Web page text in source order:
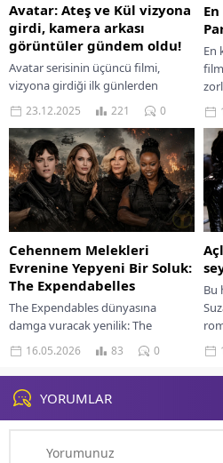
Avatar: Ateş ve Kül vizyona
girdi, kamera arkası
görüntüler gündem oldu!
Avatar serisinin üçüncü filmi,
vizyona girdiği ilk günlerden
itibaren hem salonlardaki ilgiyi
hem de sosyal medyadaki
etkileşimi yeniden yukarı taşıdı....
23.12.2025 221 0
En
Cehennem Melekleri
Evrenine Yepyeni Bir Soluk:
The Expendabelles
The Expendables dünyasına
damga vuracak yenilik: The
Expendabelles. Aksiyon dolu
maceraya hazır mısınız? Cehennem
Melekleri'ne yeni bir soluk!
16.05.2026 83 0
Bu
YORUMLAR